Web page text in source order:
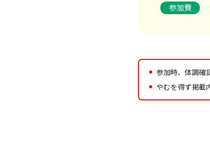
参加費
参加時、体調確
やむを得ず掲載